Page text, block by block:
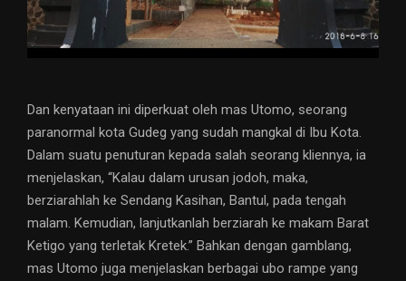
Dan kenyataan ini diperkuat oleh mas Utomo, seorang
paranormal kota Gudeg yang sudah mangkal di Ibu Kota.
Dalam suatu penuturan kepada salah seorang kliennya, ia
menjelaskan, “Kalau dalam urusan jodoh, maka,
berziarahlah ke Sendang Kasihan, Bantul, pada tengah
malam. Kemudian, lanjutkanlah berziarah ke makam Barat
Ketigo yang terletak Kretek.” Bahkan dengan gamblang,
mas Utomo juga menjelaskan berbagai ubo rampe yang